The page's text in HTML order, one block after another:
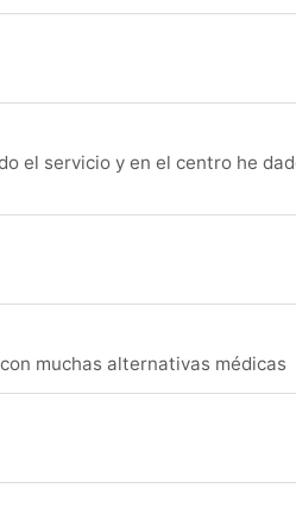
el servicio y en el centro he
muchas alternativas médicas